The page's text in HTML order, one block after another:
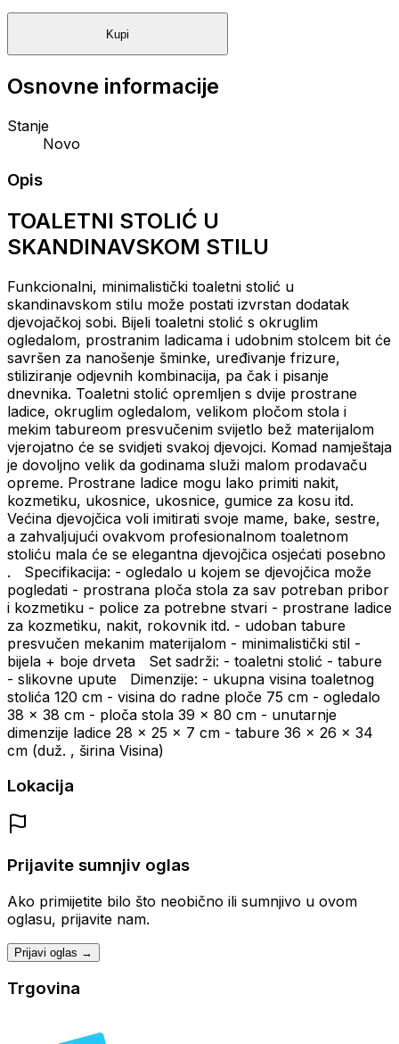
Kupi
Osnovne informacije
Stanje
Novo
Opis
TOALETNI STOLIĆ U
SKANDINAVSKOM STILU
Funkcionalni, minimalistički toaletni stolić u
skandinavskom stilu može postati izvrstan dodatak
djevojačkoj sobi. Bijeli toaletni stolić s okruglim
ogledalom, prostranim ladicama i udobnim stolcem bit će
savršen za nanošenje šminke, uređivanje frizure,
stiliziranje odjevnih kombinacija, pa čak i pisanje
dnevnika. Toaletni stolić opremljen s dvije prostrane
ladice, okruglim ogledalom, velikom pločom stola i
mekim tabureom presvučenim svijetlo bež materijalom
vjerojatno će se svidjeti svakoj djevojci. Komad namještaja
je dovoljno velik da godinama služi malom prodavaču
opreme. Prostrane ladice mogu lako primiti nakit,
kozmetiku, ukosnice, ukosnice, gumice za kosu itd.
Većina djevojčica voli imitirati svoje mame, bake, sestre,
a zahvaljujući ovakvom profesionalnom toaletnom
stoliću mala će se elegantna djevojčica osjećati posebno
. Specifikacija: - ogledalo u kojem se djevojčica može
pogledati - prostrana ploča stola za sav potreban pribor
i kozmetiku - police za potrebne stvari - prostrane ladice
za kozmetiku, nakit, rokovnik itd. - udoban tabure
presvučen mekanim materijalom - minimalistički stil -
bijela + boje drveta Set sadrži: - toaletni stolić - tabure
- slikovne upute Dimenzije: - ukupna visina toaletnog
stolića 120 cm - visina do radne ploče 75 cm - ogledalo
38 x 38 cm - ploča stola 39 x 80 cm - unutarnje
dimenzije ladice 28 x 25 x 7 cm - tabure 36 x 26 x 34
cm (duž. , širina Visina)
Lokacija
Prijavite sumnjiv oglas
Ako primijetite bilo što neobično ili sumnjivo u ovom
oglasu, prijavite nam.
Prijavi oglas →
Trgovina